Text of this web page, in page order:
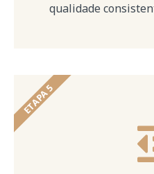
qualidade
ETAPA 5